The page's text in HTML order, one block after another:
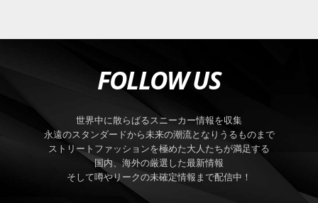
FOLLOW US
世界中に散らばるスニーカー情報を収集
永遠のスタンダードから未来の潮流となりうるものまで
ストリートファッションを極めた大人たちが満足する
国内、海外の厳選した最新情報
そして噂やリークの未確定情報まで配信中！